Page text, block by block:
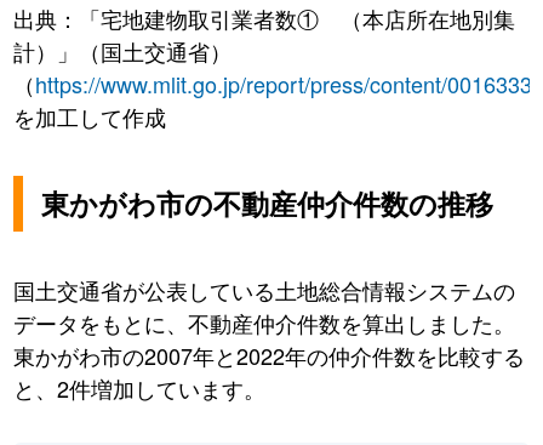
出典：「宅地建物取引業者数① （本店所在地別集
計）」（国土交通省）
（https://www.mlit.go.jp/report/press/content/
を加工して作成
東かがわ市の不動産仲介件数の推移
国土交通省が公表している土地総合情報システムの
データをもとに、不動産仲介件数を算出しました。
東かがわ市の2007年と2022年の仲介件数を比較する
と、2件増加しています。